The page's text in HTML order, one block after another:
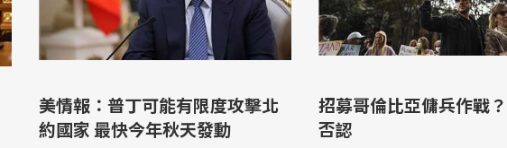
美情報：普丁可能有限度攻擊北
約國家 最快今年秋天發動
招募哥倫比亞傭兵作戰
否認